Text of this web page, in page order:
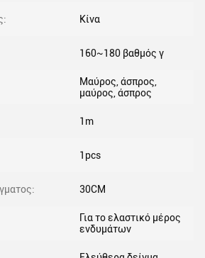
Κίνα
160~180 βαθμός γ
Μαύρος, άσπρος,
μαύρος, άσπρος
1m
1pcs
30CM
Για το ελαστικό μέρος
ενδυμάτων